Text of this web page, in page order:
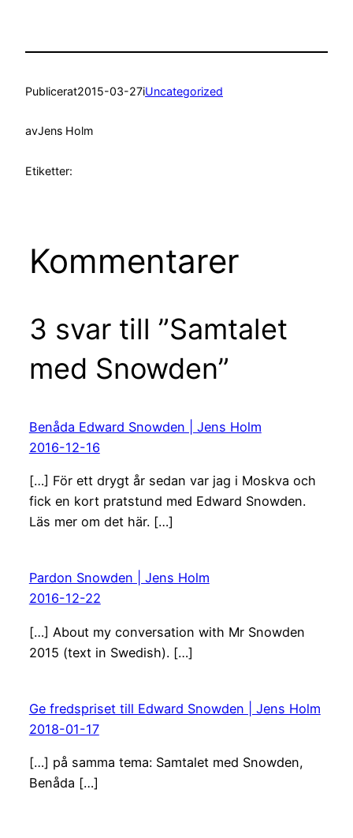
Publicerat2015-03-27iUncategorized
avJens Holm
Etiketter:
Kommentarer
3 svar till ”Samtalet
med Snowden”
Benåda Edward Snowden | Jens Holm
2016-12-16
[…] För ett drygt år sedan var jag i Moskva och
fick en kort pratstund med Edward Snowden.
Läs mer om det här. […]
Pardon Snowden | Jens Holm
2016-12-22
[…] About my conversation with Mr Snowden
2015 (text in Swedish). […]
Ge fredspriset till Edward Snowden | Jens Holm
2018-01-17
[…] på samma tema: Samtalet med Snowden,
Benåda […]